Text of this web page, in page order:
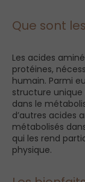
Que sont
Les acides
protéines,
humain. Parmi
structure
dans le
d’autres acides
métabolisés
qui les rend
physique.